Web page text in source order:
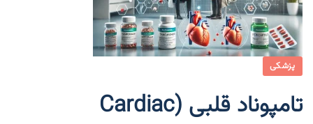
پزشکی
تامپوناد قلبی (Cardiac